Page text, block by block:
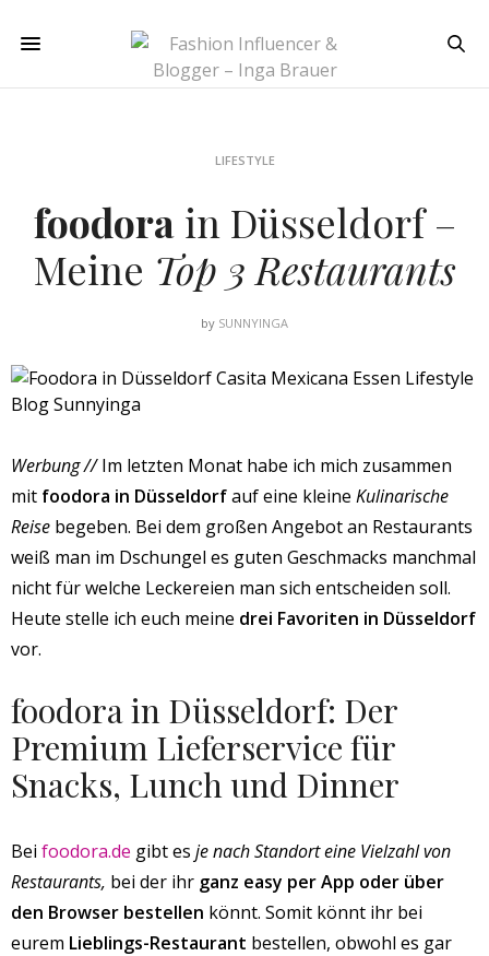
LIFESTYLE
foodorain Düsseldorf –
Meine Top 3 Restaurants
by SUNNYINGA
Werbung //Im letzten Monat habe ich mich zusammen
mit foodora in Düsseldorfauf eine kleine Kulinarische
Reise begeben. Bei dem großen Angebot an Restaurants
weiß man im Dschungel es guten Geschmacks manchmal
nicht für welche Leckereien man sich entscheiden soll.
Heute stelle ich euch meine drei Favoriten in Düsseldorf
vor.
foodora in Düsseldorf: Der
Premium Lieferservice für
Snacks, Lunch und Dinner
Bei foodora.de gibt es je nach Standort eine Vielzahl von
Restaurants, bei der ihr ganz easy per App oder über
den Browser bestellen könnt. Somit könnt ihr bei
eurem Lieblings-Restaurant bestellen, obwohl es gar